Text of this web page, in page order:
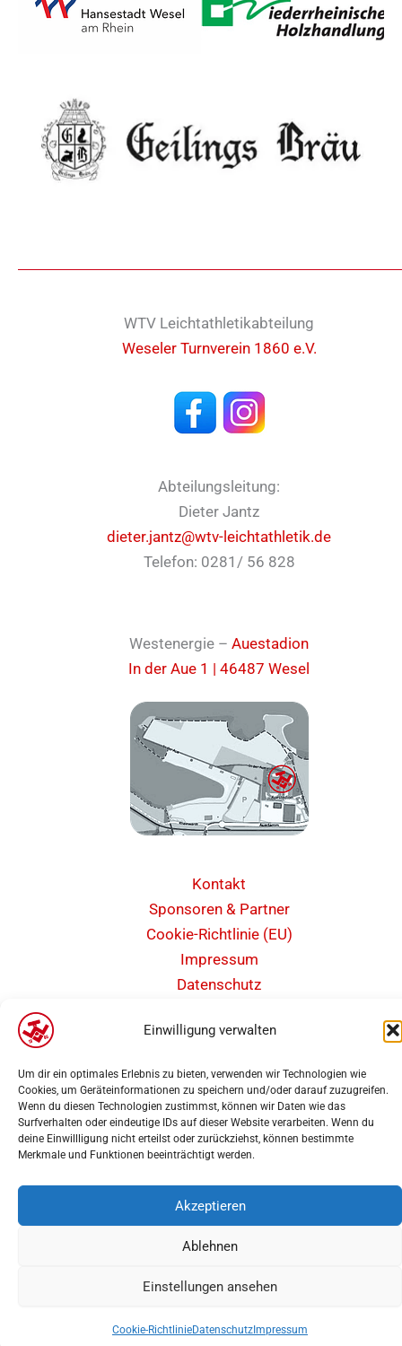
Einwilligung verwalten
Um dir ein optimales Erlebnis zu bieten, verwenden wir Technologien wie
Cookies, um Geräteinformationen zu speichern und/oder darauf zuzugreifen.
Wenn du diesen Technologien zustimmst, können wir Daten wie das
Surfverhalten oder eindeutige IDs auf dieser Website verarbeiten. Wenn du
deine Einwillligung nicht erteilst oder zurückziehst, können bestimmte
Merkmale und Funktionen beeinträchtigt werden.
Akzeptieren
Ablehnen
Einstellungen ansehen
Cookie-RichtlinieDatenschutz Impressum
WTV Leichtathletikabteilung
Weseler Turnverein 1860 e.V.
Abteilungsleitung:
Dieter Jantz
dieter.jantz@wtv-leichtathletik.de
Telefon: 0281/ 56 828
Westenergie – Auestadion
In der Aue 1 | 46487 Wesel
Kontakt
Sponsoren & Partner
Cookie-Richtlinie (EU)
Impressum
Datenschutz
Copyright 2025 | Weseler Turnverein von 1860 e.V. Abteilung Leichtathletik |
WebdesignPK-Medien